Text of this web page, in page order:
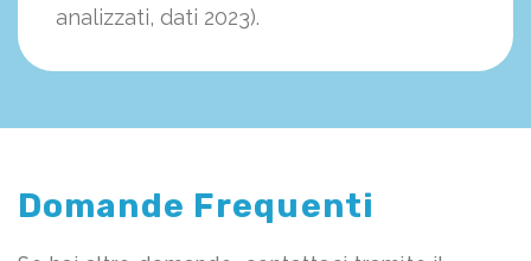
analizzati, dati 2023).
Domande Frequenti